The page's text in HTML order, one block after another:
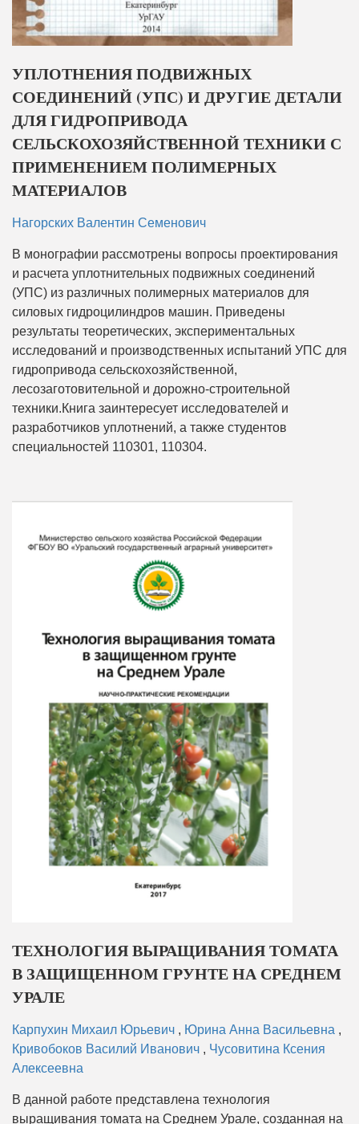
УПЛОТНЕНИЯ ПОДВИЖНЫХ
СОЕДИНЕНИЙ (УПС) И ДРУГИЕ ДЕТАЛИ
ДЛЯ ГИДРОПРИВОДА
СЕЛЬСКОХОЗЯЙСТВЕННОЙ ТЕХНИКИ С
ПРИМЕНЕНИЕМ ПОЛИМЕРНЫХ
МАТЕРИАЛОВ
Нагорских Валентин Семенович
В монографии рассмотрены вопросы проектирования
и расчета уплотнительных подвижных соединений
(УПС) из различных полимерных материалов для
силовых гидроцилиндров машин. Приведены
результаты теоретических, экспериментальных
исследований и производственных испытаний УПС для
гидропривода сельскохозяйственной,
лесозаготовительной и дорожно-строительной
техники.Книга заинтересует исследователей и
разработчиков уплотнений, а также студентов
специальностей 110301, 110304.
ТЕХНОЛОГИЯ ВЫРАЩИВАНИЯ ТОМАТА
В ЗАЩИЩЕННОМ ГРУНТЕ НА СРЕДНЕМ
УРАЛЕ
Карпухин Михаил Юрьевич , Юрина Анна Васильевна ,
Кривобоков Василий Иванович , Чусовитина Ксения
Алексеевна
В данной работе представлена технология
выращивания томата на Среднем Урале, созданная на